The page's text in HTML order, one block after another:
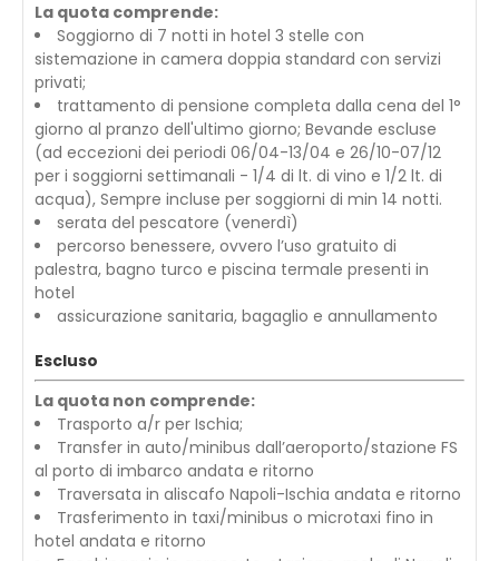
La quota comprende:
Soggiorno di 7 notti in hotel 3 stelle con
sistemazione in camera doppia standard con servizi
privati;
trattamento di pensione completa dalla cena del 1°
giorno al pranzo dell'ultimo giorno; Bevande escluse
(ad eccezioni dei periodi 06/04-13/04 e 26/10-07/12
per i soggiorni settimanali - 1/4 di lt. di vino e 1/2 lt. di
acqua), Sempre incluse per soggiorni di min 14 notti.
serata del pescatore (venerdì)
percorso benessere, ovvero l’uso gratuito di
palestra, bagno turco e piscina termale presenti in
hotel
assicurazione sanitaria, bagaglio e annullamento
Escluso
La quota non comprende:
Trasporto a/r per Ischia;
Transfer in auto/minibus dall’aeroporto/stazione FS
al porto di imbarco andata e ritorno
Traversata in aliscafo Napoli-Ischia andata e ritorno
Trasferimento in taxi/minibus o microtaxi fino in
hotel andata e ritorno